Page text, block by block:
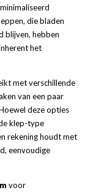
die bladen
blijven, hebben
het
met verschillende
van een paar
deze opties
klep-type
rekening houdt met
eenvoudige
voor